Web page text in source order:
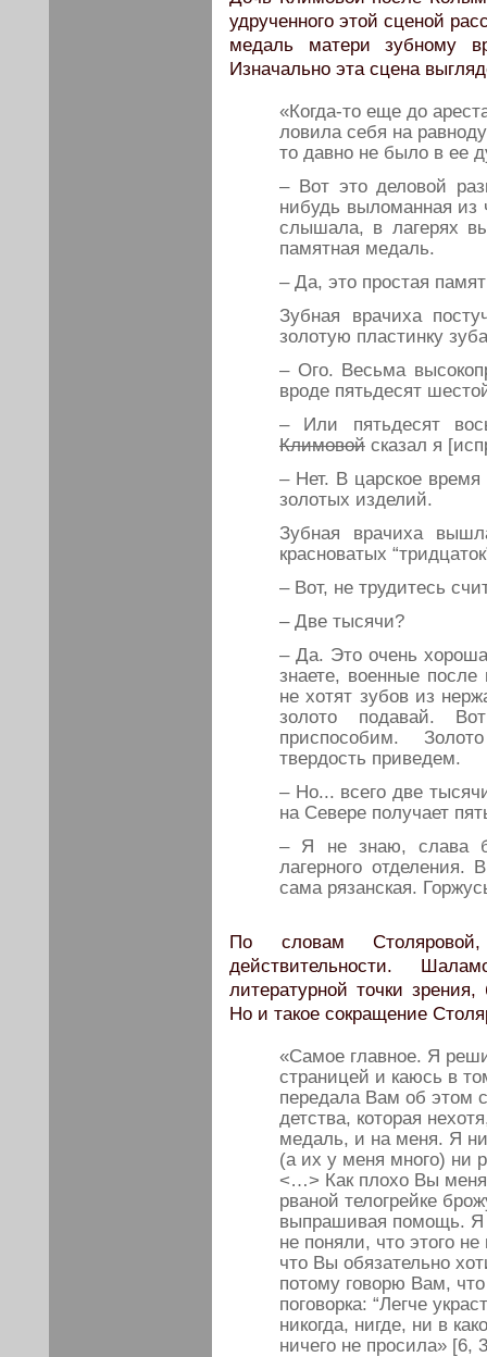
удрученного этой сценой
медаль матери зубному
Изначально эта сцена
«Когда-то еще до
ловила себя на
то давно не было в ее
– Вот это деловой
нибудь выломанная из
слышала, в лагерях
памятная медаль.
– Да, это простая
Зубная врачиха
золотую пластинку
– Ого. Весьма
вроде пятьдесят
– Или пятьдесят
Климовой сказал я
– Нет. В царское
золотых изделий.
Зубная врачиха
красноватых
– Вот, не трудитесь
– Две тысячи?
– Да. Это очень
знаете, военные
не хотят зубов из
золото подавай.
приспособим.
твердость приведем.
– Но... всего две
на Севере получает
– Я не знаю, слава
лагерного
сама рязанская.
По словам
действительности.
литературной точки
Но и такое сокращение
«Самое главное. Я
страницей и каюсь в
передала Вам об этом
детства, которая
медаль, и на меня. Я ни
(а их у меня много) ни
<…> Как плохо Вы меня
рваной телогрейке
выпрашивая помощь. Я
не поняли, что этого
что Вы обязательно
потому говорю Вам,
поговорка: “Легче
никогда, нигде, ни в
ничего не просила» [6,